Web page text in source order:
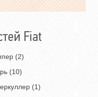
Fiat
(2)
(10)
(1)